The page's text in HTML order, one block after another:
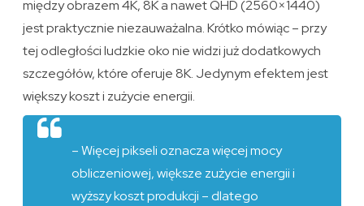
między obrazem 4K, 8K a nawet QHD (2560×1440)
jest praktycznie niezauważalna. Krótko mówiąc – przy
tej odległości ludzkie oko nie widzi już dodatkowych
szczegółów, które oferuje 8K. Jedynym efektem jest
większy koszt i zużycie energii.
– Więcej pikseli oznacza więcej mocy
obliczeniowej, większe zużycie energii i
wyższy koszt produkcji – dlatego